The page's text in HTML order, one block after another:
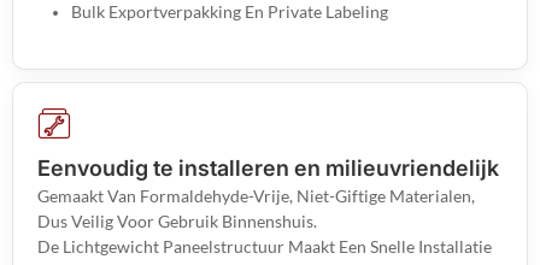
Bulk Exportverpakking En Private Labeling
Eenvoudig te installeren en milieuvriendelijk
Gemaakt Van Formaldehyde-Vrije, Niet-Giftige Materialen,
Dus Veilig Voor Gebruik Binnenshuis.
De Lichtgewicht Paneelstructuur Maakt Een Snelle Installatie